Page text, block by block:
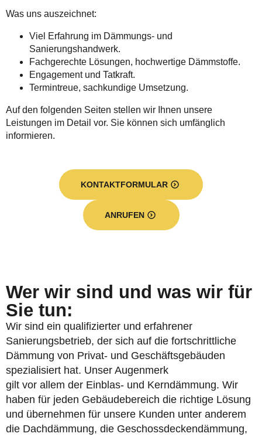
Was uns auszeichnet:
Viel Erfahrung im Dämmungs- und
Sanierungshandwerk.
Fachgerechte Lösungen, hochwertige Dämmstoffe.
Engagement und Tatkraft.
Termintreue, sachkundige Umsetzung.
Auf den folgenden Seiten stellen wir Ihnen unsere
Leistungen im Detail vor. Sie können sich umfänglich
informieren.
KONTAKTFORMULAR
ANRUFEN
Wer wir sind und was wir für
Sie tun:
Wir sind ein qualifizierter und erfahrener
Sanierungsbetrieb, der sich auf die fortschrittliche
Dämmung von Privat- und Geschäftsgebäuden
spezialisiert hat. Unser Augenmerk
gilt vor allem der Einblas- und Kerndämmung. Wir
haben für jeden Gebäudebereich die richtige Lösung
und übernehmen für unsere Kunden unter anderem
die Dachdämmung, die Geschossdeckendämmung,